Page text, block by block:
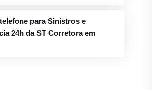
para Sinistros e
24h da ST Corretora em